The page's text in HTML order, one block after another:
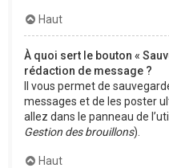
Haut
À quoi sert le bouton «
rédaction de message ?
Il vous permet de
messages et de les poster
allez dans le panneau de
Gestion des brouillons).
Haut